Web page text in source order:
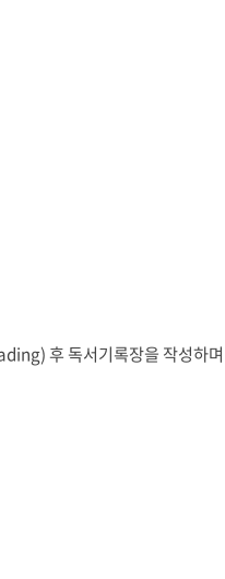
후 독서기록장을 작성하